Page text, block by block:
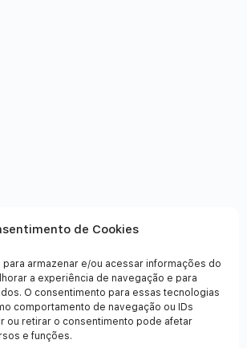
de Cookies
armazenar e/ou acessar informações do
a experiência de navegação e para
O consentimento para essas tecnologias
comportamento de navegação ou IDs
ou retirar o consentimento pode afetar
e funções.